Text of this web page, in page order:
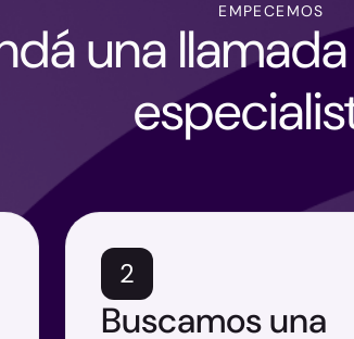
EMPECEMOS
una
2
Buscamos una